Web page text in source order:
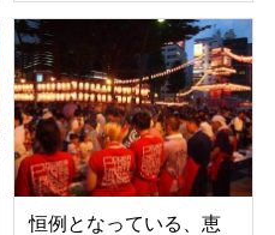
恒例となっている、恵